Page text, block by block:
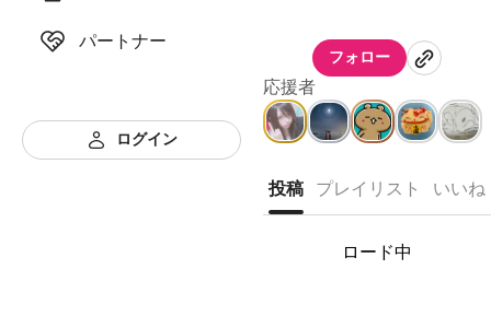
パートナー
ログイン
フォロー
応援者
投稿 プレイリスト いいね
ロード中